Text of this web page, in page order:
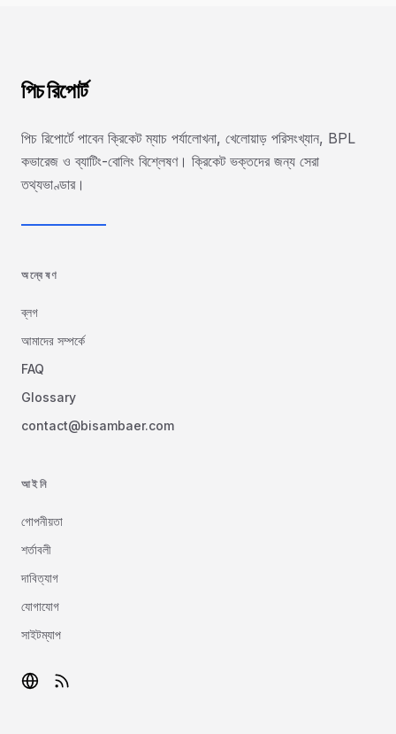
পিচ রিপোর্ট
পিচ রিপোর্টে পাবেন ক্রিকেট ম্যাচ পর্যালোখনা, খেলোয়াড় পরিসংখ্যান, BPL
কভারেজ ও ব্যাটিং-বোলিং বিশ্লেষণ। ক্রিকেট ভক্তদের জন্য সেরা
তথ্যভাণ্ডার।
অন্বেষণ
ব্লগ
আমাদের সম্পর্কে
FAQ
Glossary
contact@bisambaer.com
আইনি
গোপনীয়তা
শর্তাবলী
দাবিত্যাগ
যোগাযোগ
সাইটম্যাপ